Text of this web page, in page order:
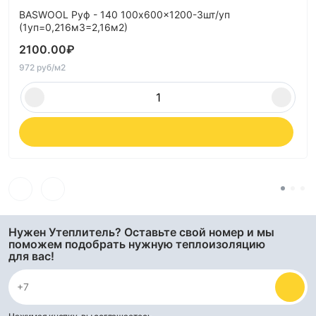
BASWOOL Руф - 140 100x600x1200-3шт/уп
(1уп=0,216м3=2,16м2)
2100.00₽
972 руб/м2
Нужен Утеплитель? Оставьте свой номер и мы
поможем подобрать нужную теплоизоляцию
для вас!